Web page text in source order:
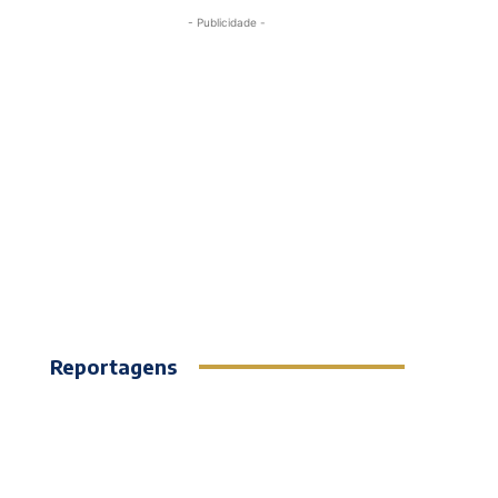
- Publicidade -
Reportagens